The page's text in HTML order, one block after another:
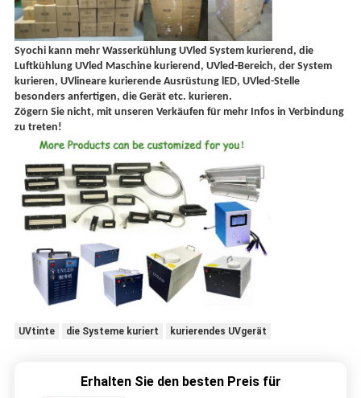
Syochi kann mehr Wasserkühlung UVled System kurierend, die
Luftkühlung UVled Maschine kurierend, UVled-Bereich, der System
kurieren, UVlineare kurierende Ausrüstung lED, UVled-Stelle
besonders anfertigen, die Gerät etc. kurieren.
Zögern Sie nicht, mit unseren Verkäufen für mehr Infos in Verbindung
zu treten!
UVtinte die Systeme kuriert kurierendes UVgerät
Erhalten Sie den besten Preis für